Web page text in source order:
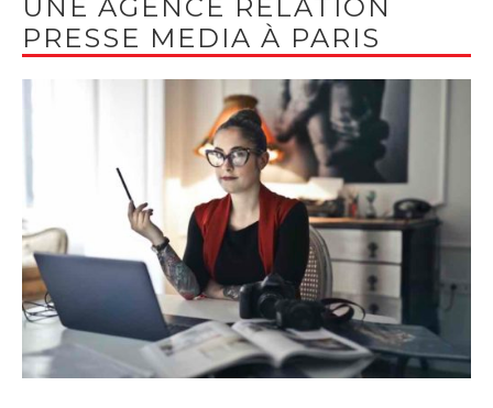
UNE AGENCE RELATION
PRESSE MEDIA À PARIS